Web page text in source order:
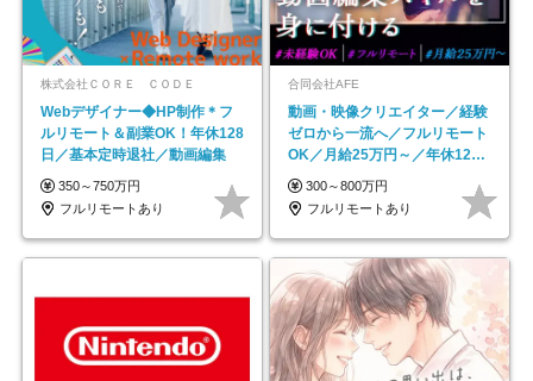
株式会社ＣＯＲＥ ＣＯＤＥ
Webデザイナー◆HP制作＊フ
ルリモート＆副業OK！年休128
日／基本定時退社／動画編集
350～750万円
フルリモートあり
合同会社AFE
動画・映像クリエイター／経験
ゼロから一流へ／フルリモート
OK／月給25万円～／年休125
日以上
300～800万円
フルリモートあり